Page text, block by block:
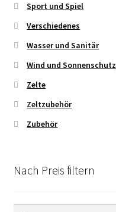
Sport und Spiel
Verschiedenes
Wasser und Sanitär
Wind und Sonnenschutz
Zelte
Zeltzubehör
Zubehör
Nach Preis filtern